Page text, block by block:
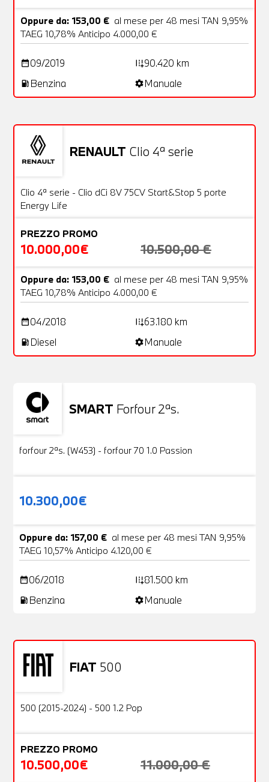
Oppure da: 153,00 € al mese per 48 mesi TAN 9,95%
TAEG 10,78% Anticipo 4.000,00 €
date_range09/2019 add_road90.420 km
local_gas_station Benzina settingsManuale
RENAULT Clio 4ª serie
OFFERTA
Usato
Clio 4ª serie - Clio dCi 8V 75CV Start&Stop 5 porte
Energy Life
PREZZO PROMO
10.000,00€ 10.500,00 €
Oppure da: 153,00 € al mese per 48 mesi TAN 9,95%
TAEG 10,78% Anticipo 4.000,00 €
date_range04/2018 add_road63.180 km
local_gas_station Diesel settingsManuale
SMART Forfour 2ªs.
Usato
forfour 2ªs. (W453) - forfour 70 1.0 Passion
10.300,00€
Oppure da: 157,00 € al mese per 48 mesi TAN 9,95%
TAEG 10,57% Anticipo 4.120,00 €
date_range06/2018 add_road81.500 km
local_gas_station Benzina settingsManuale
FIAT 500
OFFERTA
Usato
500 (2015-2024) - 500 1.2 Pop
PREZZO PROMO
10.500,00€ 11.000,00 €